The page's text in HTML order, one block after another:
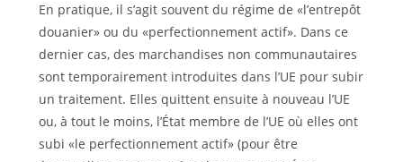
En pratique, il s’agit souvent du régime de «l’entrepôt
douanier» ou du «perfectionnement actif». Dans ce
dernier cas, des marchandises non communautaires
sont temporairement introduites dans l’UE pour subir
un traitement. Elles quittent ensuite à nouveau l’UE
ou, à tout le moins, l’État membre de l’UE où elles ont
subi «le perfectionnement actif» (pour être